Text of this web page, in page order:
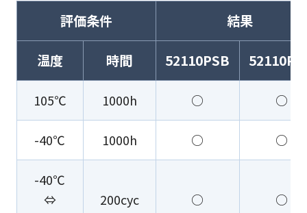
評価条件 結果
温度 時間 52110PSB
105℃ 1000h ○ ○
-40℃ 1000h ○ ○
-40℃
⇔
200cyc ○ ○